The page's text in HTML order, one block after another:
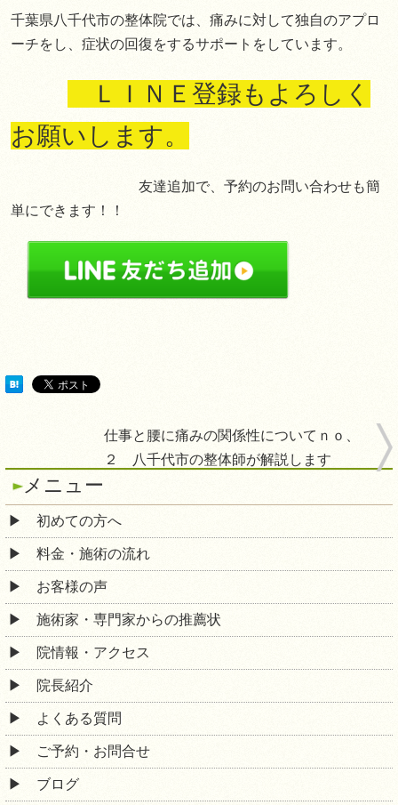
千葉県八千代市の整体院では、痛みに対して独自のアプロ
ーチをし、症状の回復をするサポートをしています。
ＬＩＮＥ登録もよろしく
お願いします。
友達追加で、予約のお問い合わせも簡
単にできます！！
仕事と腰に痛みの関係性についてｎｏ、
２ 八千代市の整体師が解説します
メニュー
初めての方へ
料金・施術の流れ
お客様の声
施術家・専門家からの推薦状
院情報・アクセス
院長紹介
よくある質問
ご予約・お問合せ
ブログ